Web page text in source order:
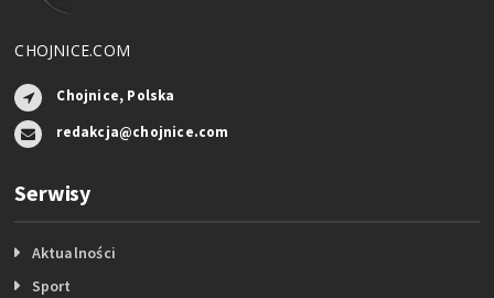
CHOJNICE.COM
Chojnice, Polska
redakcja@chojnice.com
Serwisy
Aktualności
Sport